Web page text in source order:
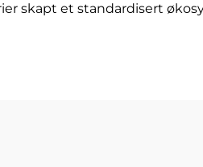
skapt et standardisert